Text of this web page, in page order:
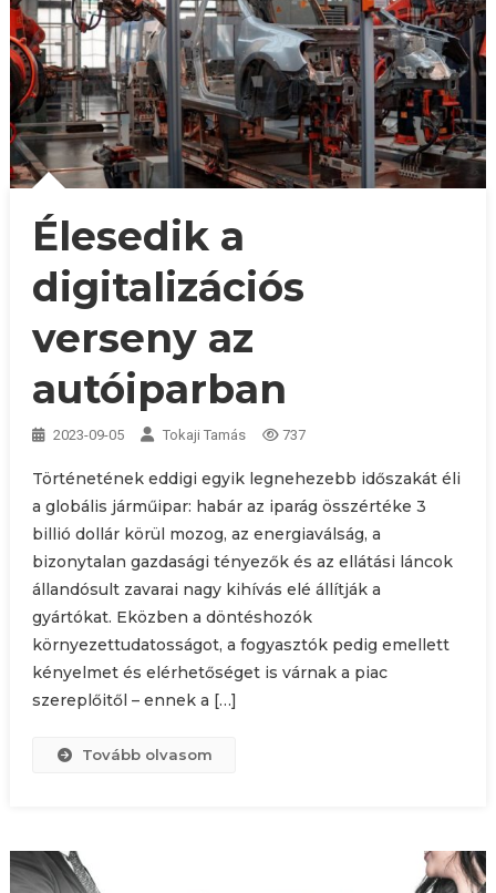
Élesedik a
digitalizációs
verseny az
autóiparban
2023-09-05 Tokaji Tamás 737
Történetének eddigi egyik legnehezebb időszakát éli
a globális járműipar: habár az iparág összértéke 3
billió dollár körül mozog, az energiaválság, a
bizonytalan gazdasági tényezők és az ellátási láncok
állandósult zavarai nagy kihívás elé állítják a
gyártókat. Eközben a döntéshozók
környezettudatosságot, a fogyasztók pedig emellett
kényelmet és elérhetőséget is várnak a piac
szereplőitől – ennek a […]
Tovább olvasom